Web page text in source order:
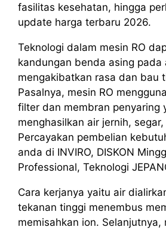
fasilitas kesehatan, hingga
update harga terbaru 2026.
Teknologi dalam mesin RO
kandungan benda asing pada
mengakibatkan rasa dan bau
Pasalnya, mesin RO
filter dan membran penyaring
menghasilkan air jernih,
Percayakan pembelian
anda di INVIRO, DISKON
Professional, Teknologi
Cara kerjanya yaitu air
tekanan tinggi menembus
memisahkan ion. Selanjutnya,